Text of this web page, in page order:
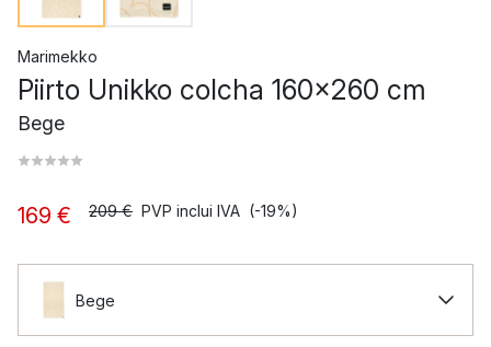
Marimekko
Piirto Unikko colcha 160x260 cm
Bege
169 € 209 € PVP inclui IVA (-19%)
Bege